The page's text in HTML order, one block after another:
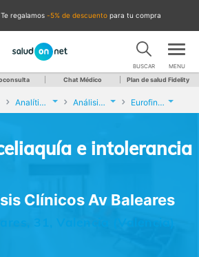
te regalamos -5% de descuento para tu compra
BUSCAR MENU
Chat Médico Plan de salud Fidelity
Analíticas y Genética Análisis de celiaquía e intolerancia al gluten Eurofins Análisis Clínicos Av Baleares
e intolerancia
Clínicos Av Baleares